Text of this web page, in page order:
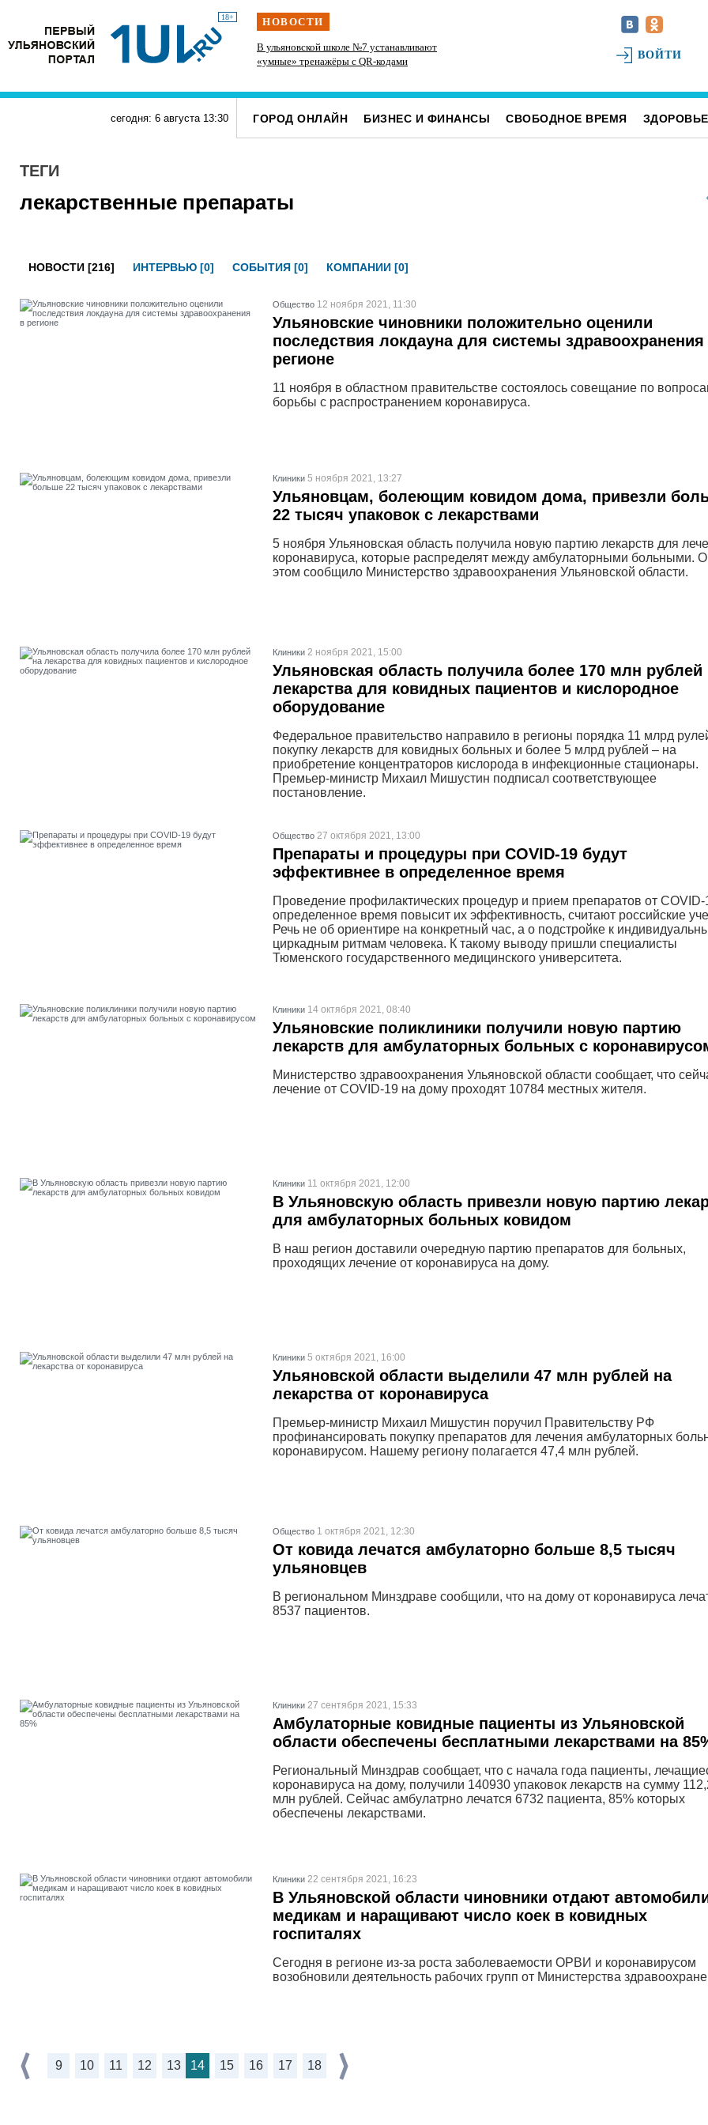
18+ НОВОСТИ
Исследование ВТБ: ежемесячная смена
категорий кешбэка создает волны спроса
В ульяновской школе №7 устанавливают
«умные» тренажёры с QR-кодами
В Ульяновске на месяц перекрыли участок
ВОЙТИ
сегодня: 6 августа 13:30 ГОРОД ОНЛАЙН БИЗНЕС И ФИНАНСЫ СВОБОДНОЕ ВРЕМЯ ЗДОРОВЬЕ
ТЕГИ
лекарственные препараты
НОВОСТИ [216] ИНТЕРВЬЮ [0] СОБЫТИЯ [0] КОМПАНИИ [0]
Общество 12 ноября 2021, 11:30
Ульяновские чиновники положительно оценили
последствия локдауна для системы здравоохранения
регионе
11 ноября в областном правительстве состоялось совещание по
борьбы с распространением коронавируса.
Клиники 5 ноября 2021, 13:27
Ульяновцам, болеющим ковидом дома, привезли
22 тысяч упаковок с лекарствами
5 ноября Ульяновская область получила новую партию лекарств для
коронавируса, которые распределят между амбулаторными больными.
этом сообщило Министерство здравоохранения Ульяновской области.
Клиники 2 ноября 2021, 15:00
Ульяновская область получила более 170 млн рублей
лекарства для ковидных пациентов и кислородное
оборудование
Федеральное правительство направило в регионы порядка 11 млрд
покупку лекарств для ковидных больных и более 5 млрд рублей – на
приобретение концентраторов кислорода в инфекционные стационары.
Премьер-министр Михаил Мишустин подписал соответствующее
постановление.
Общество 27 октября 2021, 13:00
Препараты и процедуры при COVID-19 будут
эффективнее в определенное время
Проведение профилактических процедур и прием препаратов от COVID-
определенное время повысит их эффективность, считают российские
Речь не об ориентире на конкретный час, а о подстройке к
циркадным ритмам человека. К такому выводу пришли специалисты
Тюменского государственного медицинского университета.
Клиники 14 октября 2021, 08:40
Ульяновские поликлиники получили новую партию
лекарств для амбулаторных больных с
Министерство здравоохранения Ульяновской области сообщает, что
лечение от COVID-19 на дому проходят 10784 местных жителя.
Клиники 11 октября 2021, 12:00
В Ульяновскую область привезли новую партию
для амбулаторных больных ковидом
В наш регион доставили очередную партию препаратов для больных,
проходящих лечение от коронавируса на дому.
Клиники 5 октября 2021, 16:00
Ульяновской области выделили 47 млн рублей на
лекарства от коронавируса
Премьер-министр Михаил Мишустин поручил Правительству РФ
профинансировать покупку препаратов для лечения амбулаторных
коронавирусом. Нашему региону полагается 47,4 млн рублей.
Общество 1 октября 2021, 12:30
От ковида лечатся амбулаторно больше 8,5 тысяч
ульяновцев
В региональном Минздраве сообщили, что на дому от коронавируса
8537 пациентов.
Клиники 27 сентября 2021, 15:33
Амбулаторные ковидные пациенты из Ульяновской
области обеспечены бесплатными лекарствами на
Региональный Минздрав сообщает, что с начала года пациенты,
коронавируса на дому, получили 140930 упаковок лекарств на сумму
млн рублей. Сейчас амбулатрно лечатся 6732 пациента, 85% которых
обеспечены лекарствами.
Клиники 22 сентября 2021, 16:23
В Ульяновской области чиновники отдают
медикам и наращивают число коек в ковидных
госпиталях
Сегодня в регионе из-за роста заболеваемости ОРВИ и коронавирусом
возобновили деятельность рабочих групп от Министерства
9 10 11 12 13 14 15 16 17 18